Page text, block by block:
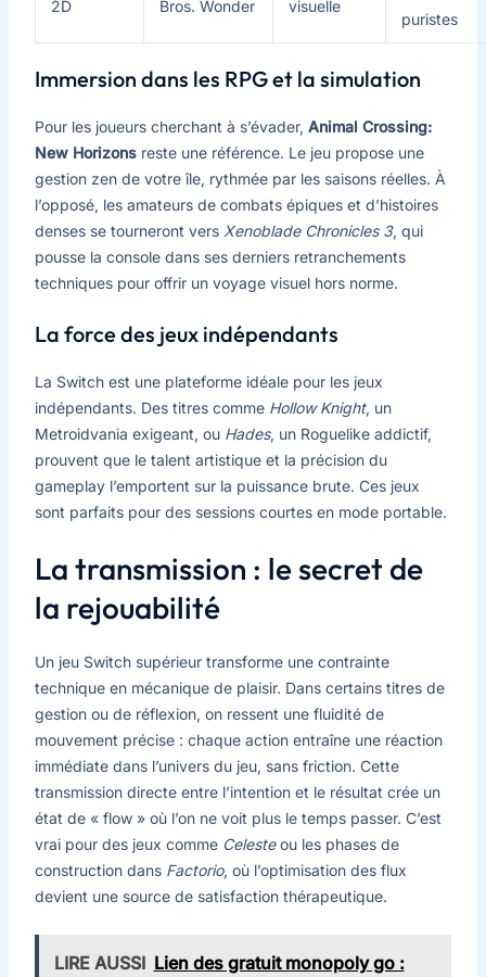
2D Bros. Wonder visuelle
puristes
Immersion dans les RPG et la simulation
Pour les joueurs cherchant à s’évader, Animal Crossing:
New Horizonsreste une référence. Le jeu propose une
gestion zen de votre île, rythmée par les saisons réelles. À
l’opposé, les amateurs de combats épiques et d’histoires
denses se tourneront vers Xenoblade Chronicles 3, qui
pousse la console dans ses derniers retranchements
techniques pour offrir un voyage visuel hors norme.
La force des jeux indépendants
La Switch est une plateforme idéale pour les jeux
indépendants. Des titres comme Hollow Knight, un
Metroidvania exigeant, ou Hades, un Roguelike addictif,
prouvent que le talent artistique et la précision du
gameplay l’emportent sur la puissance brute. Ces jeux
sont parfaits pour des sessions courtes en mode portable.
La transmission : le secret de
la rejouabilité
Un jeu Switch supérieur transforme une contrainte
technique en mécanique de plaisir. Dans certains titres de
gestion ou de réflexion, on ressent une fluidité de
mouvement précise : chaque action entraîne une réaction
immédiate dans l’univers du jeu, sans friction. Cette
transmission directe entre l’intention et le résultat crée un
état de « flow » où l’on ne voit plus le temps passer. C’est
vrai pour des jeux comme Celesteou les phases de
construction dans Factorio, où l’optimisation des flux
devient une source de satisfaction thérapeutique.
LIRE AUSSI Lien des gratuit monopoly go :